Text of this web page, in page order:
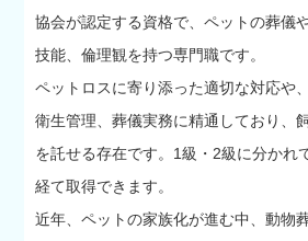
協会が認定する資格で、ペットの葬儀
技能、倫理観を持つ専門職です。
ペットロスに寄り添った適切な対応や
衛生管理、葬儀実務に精通しており、
を託せる存在です。1級・2級に分かれ
経て取得できます。
近年、ペットの家族化が進む中、動物